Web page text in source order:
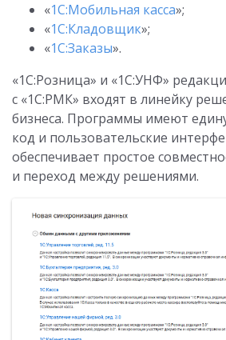
«1С:Мобильная касса»;
«1С:Кладовщик»;
«1С:Заказы».
«1С:Розница» и «1С:УНФ»
с «1С:РМК» входят в линейку
бизнеса. Программы имеют
код и пользовательские
обеспечивает простое
и переход между решениями.